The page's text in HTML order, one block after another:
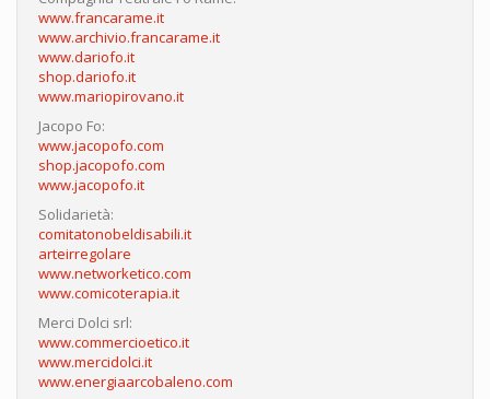
www.francarame.it
www.archivio.francarame.it
www.dariofo.it
shop.dariofo.it
www.mariopirovano.it
Jacopo Fo:
www.jacopofo.com
shop.jacopofo.com
www.jacopofo.it
Solidarietà:
comitatonobeldisabili.it
arteirregolare
www.networketico.com
www.comicoterapia.it
Merci Dolci srl:
www.commercioetico.it
www.mercidolci.it
www.energiaarcobaleno.com